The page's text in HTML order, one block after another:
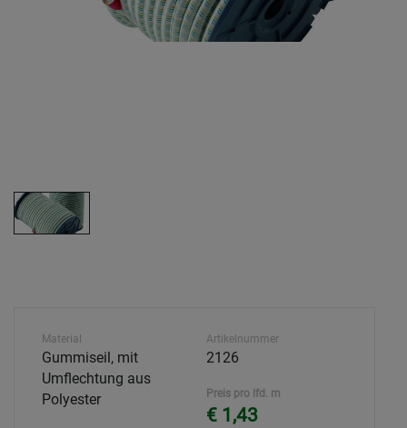
Material
Gummiseil, mit
Umflechtung aus
Polyester
Artikelnummer
2126
Preis pro lfd. m
€ 1,43